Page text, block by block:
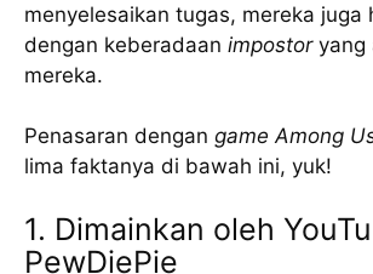
menyelesaikan tugas, mereka juga
dengan keberadaan impostor yang
mereka.
Penasaran dengan gameAmong
lima faktanya di bawah ini, yuk!
1. Dimainkan oleh
PewDiePie